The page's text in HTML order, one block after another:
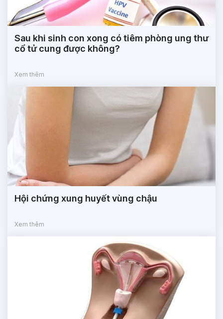
Sau khi sinh con xong có tiêm phòng ung thư
cổ tử cung được không?
Xem thêm
Hội chứng xung huyết vùng chậu
Xem thêm